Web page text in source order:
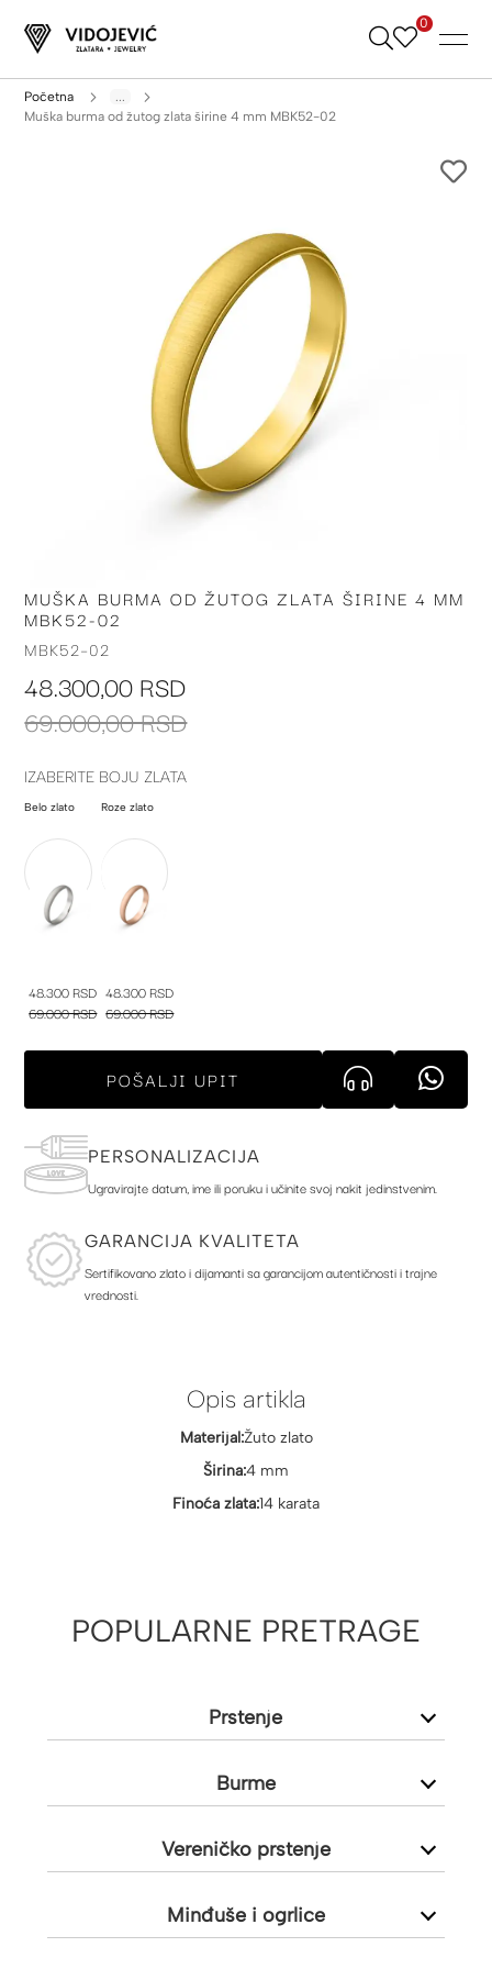
Skip
0
Početna
...
Muška burma od žutog zlata širine 4 mm MBK52-02
Skip
to
the
of
images
MUŠKA BURMA OD ŽUTOG ZLATA ŠIRINE 4 MM
MBK52-02
MBK52-02
48.300,00 RSD
69.000,00 RSD
IZABERITE BOJU ZLATA
Belo zlato
48.300 RSD
69.000 RSD
Roze zlato
48.300 RSD
69.000 RSD
POŠALJI UPIT
PERSONALIZACIJA
Ugravirajte datum, ime ili poruku i učinite svoj nakit jedinstvenim.
GARANCIJA KVALITETA
Sertifikovano zlato i dijamanti sa garancijom autentičnosti i trajne
vrednosti.
Opis artikla
Materijal:Žuto zlato
Širina:4 mm
Finoća zlata:14 karata
POPULARNE PRETRAGE
Prstenje
Burme
Vereničko prstenje
Minđuše i ogrlice